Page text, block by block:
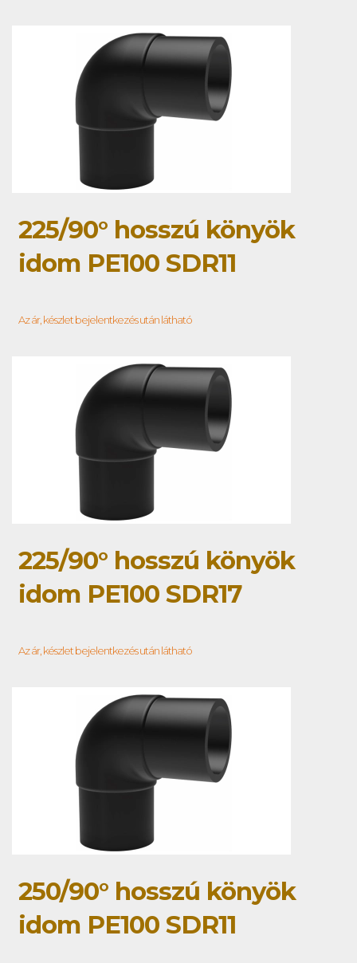
225/90° hosszú könyök
idom PE100 SDR11
Az ár, készlet bejelentkezés után látható
225/90° hosszú könyök
idom PE100 SDR17
Az ár, készlet bejelentkezés után látható
250/90° hosszú könyök
idom PE100 SDR11